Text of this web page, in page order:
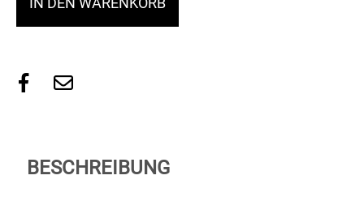
BESCHREIBUNG